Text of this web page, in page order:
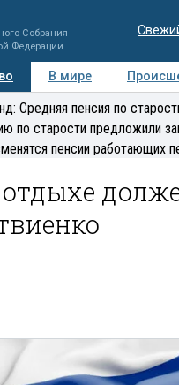
Собрания
Федерации
В мире
Регионы Медиацентр
Средняя пенсия по
по старости предложили
пенсии работающих
отдыхе